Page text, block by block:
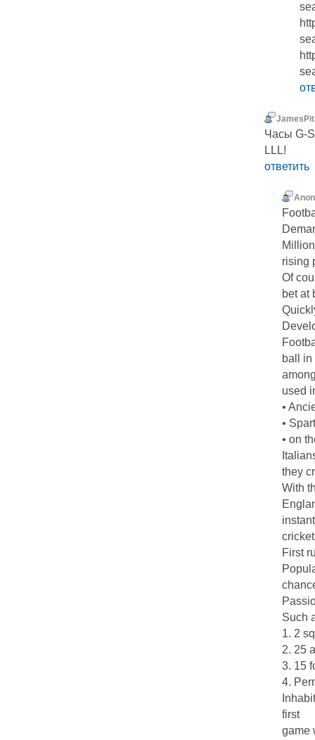
JamesPit
Часы G-
LLL!
ответить
rising
Of
bet at
ball in
used
•
•
• on
they
With
First
Such
1. 2
2. 25
3. 15
4.
first
game